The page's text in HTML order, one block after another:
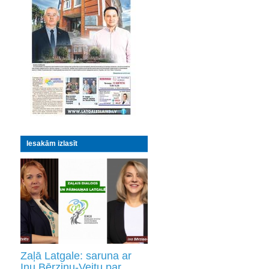
Iesakām izlasīt
Zaļā Latgale: saruna ar